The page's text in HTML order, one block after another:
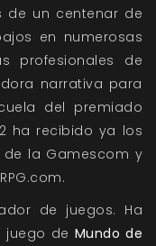
de un centenar de
en numerosas
profesionales de
narrativa para
del premiado
2 ha recibido ya los
de la Gamescom y
de juegos. Ha
de Mundo de